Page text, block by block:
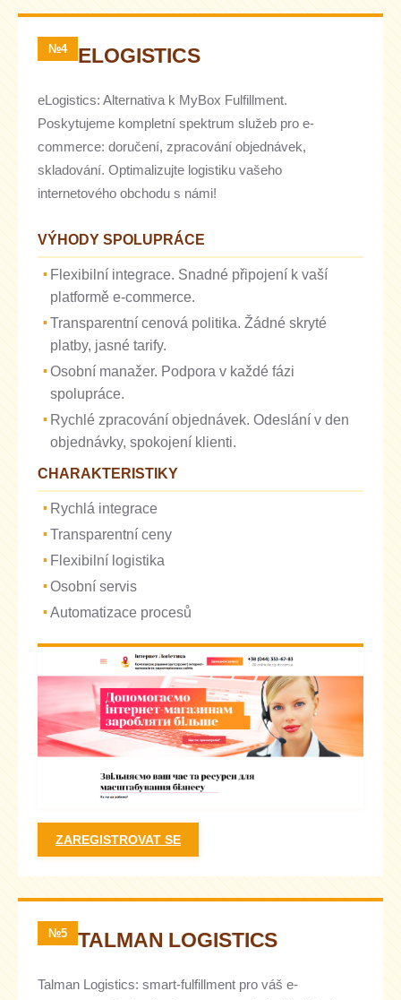
№4 ELOGISTICS
eLogistics: Alternativa k MyBox Fulfillment.
Poskytujeme kompletní spektrum služeb pro e-
commerce: doručení, zpracování objednávek,
skladování. Optimalizujte logistiku vašeho
internetového obchodu s námi!
VÝHODY SPOLUPRÁCE
Flexibilní integrace. Snadné připojení k vaší
platformě e-commerce.
Transparentní cenová politika. Žádné skryté
platby, jasné tarify.
Osobní manažer. Podpora v každé fázi
spolupráce.
Rychlé zpracování objednávek. Odeslání v den
objednávky, spokojení klienti.
CHARAKTERISTIKY
Rychlá integrace
Transparentní ceny
Flexibilní logistika
Osobní servis
Automatizace procesů
ZAREGISTROVAT SE
№5 TALMAN LOGISTICS
Talman Logistics: smart-fulfillment pro váš e-